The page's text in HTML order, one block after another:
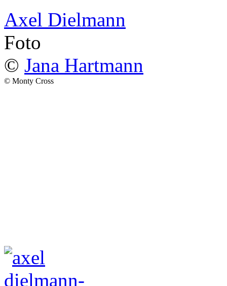
Axel Dielmann
Foto
© Jana Hartmann
© Monty Cross